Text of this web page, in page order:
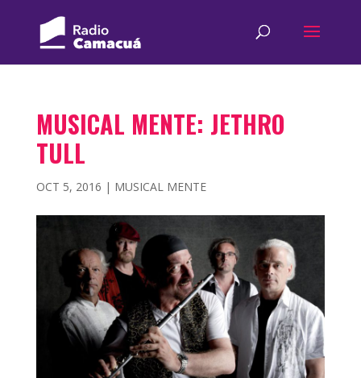
MUSICAL MENTE: JETHRO
TULL
OCT 5, 2016 | MUSICAL MENTE